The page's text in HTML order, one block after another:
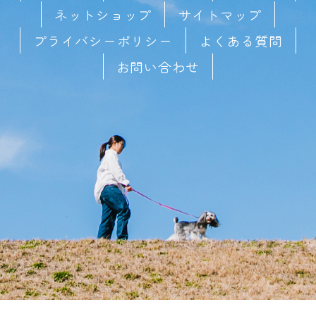
ネットショップ
サイトマップ
プライバシーポリシー
よくある質問
お問い合わせ